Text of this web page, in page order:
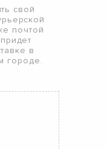
свой
почтой
в
городе.